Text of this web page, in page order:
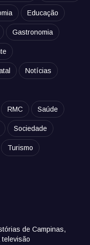
Educação
Gastronomia
Notícias
RMC Saúde
Sociedade
Turismo
de Campinas,